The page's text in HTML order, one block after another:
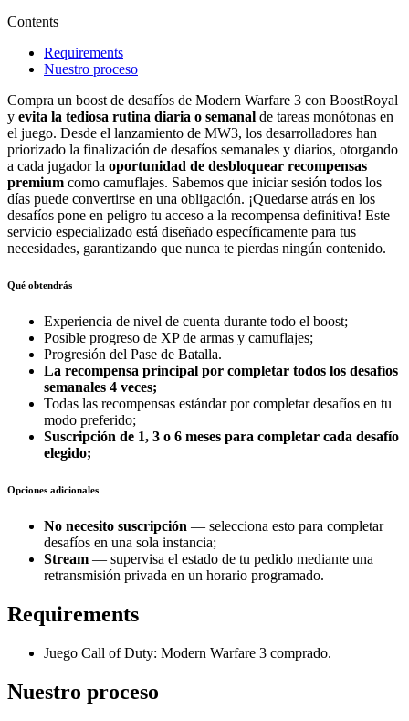
Contents
Requirements
Nuestro proceso
Compra un boost de desafíos de Modern Warfare 3 con BoostRoyal
y evita la tediosa rutina diaria o semanal de tareas monótonas en
el juego. Desde el lanzamiento de MW3, los desarrolladores han
priorizado la finalización de desafíos semanales y diarios, otorgando
a cada jugador la oportunidad de desbloquear recompensas
premium como camuflajes. Sabemos que iniciar sesión todos los
días puede convertirse en una obligación. ¡Quedarse atrás en los
desafíos pone en peligro tu acceso a la recompensa definitiva! Este
servicio especializado está diseñado específicamente para tus
necesidades, garantizando que nunca te pierdas ningún contenido.
Qué obtendrás
Experiencia de nivel de cuenta durante todo el boost;
Posible progreso de XP de armas y camuflajes;
Progresión del Pase de Batalla.
La recompensa principal por completar todos los desafíos
semanales 4 veces;
Todas las recompensas estándar por completar desafíos en tu
modo preferido;
Suscripción de 1, 3 o 6 meses para completar cada desafío
elegido;
Opciones adicionales
No necesito suscripción — selecciona esto para completar
desafíos en una sola instancia;
Stream — supervisa el estado de tu pedido mediante una
retransmisión privada en un horario programado.
Requirements
Juego Call of Duty: Modern Warfare 3 comprado.
Nuestro proceso